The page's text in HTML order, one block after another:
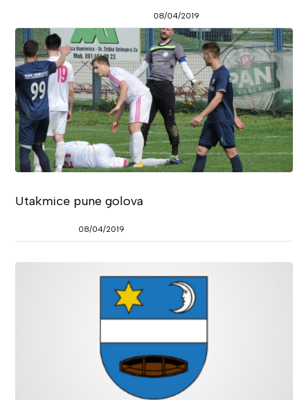
08/04/2019
Utakmice pune golova
08/04/2019